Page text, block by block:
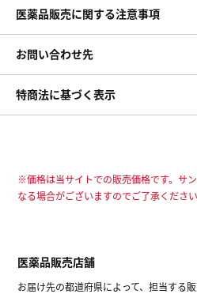
医薬品販売に関する注意事項
お問い合わせ先
特商法に基づく表示
※価格は当サイトでの販売価格です。サ
なる場合がございますのでご了承ください
医薬品販売店舗
お届け先の都道府県によって、担当する